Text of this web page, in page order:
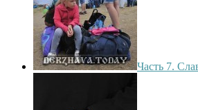
Часть 7.